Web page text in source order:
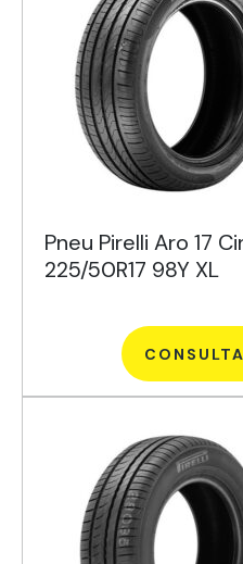
Pneu Pirelli Aro 17
225/50R17 98Y XL